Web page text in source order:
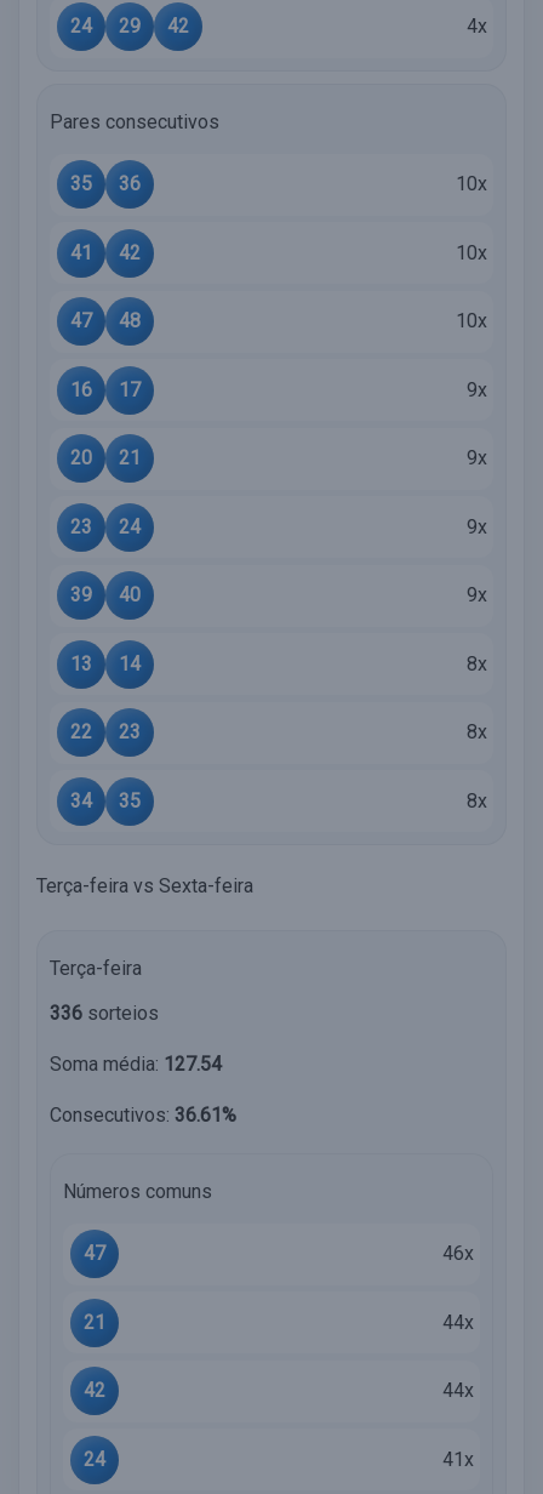
24 29 42 4x
Pares consecutivos
35 36 10x
41 42 10x
47 48 10x
16 17 9x
20 21 9x
23 24 9x
39 40 9x
13 14 8x
22 23 8x
34 35 8x
Terça-feira vs Sexta-feira
Terça-feira
336 sorteios
Soma média: 127.54
Consecutivos: 36.61%
Números comuns
47 46x
21 44x
42 44x
24 41x